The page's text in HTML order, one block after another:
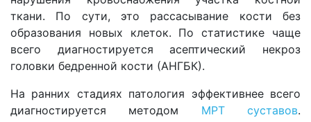
ткани. По сути, это рассасывание кости без
образования новых клеток. По статистике чаще
всего диагностируется асептический некроз
головки бедренной кости (АНГБК).
На ранних стадиях патология эффективнее всего
диагностируется методом МРТ суставов.